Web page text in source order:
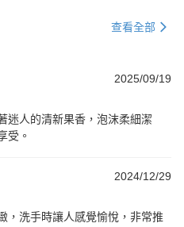
查看全部
2025/09/19
迷人的清新果香，泡沫柔細潔
受。
2024/12/29
，洗手時讓人感覺愉悅，非常推